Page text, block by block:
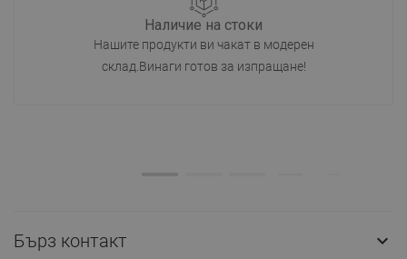
Наличие на стоки
Нашите продукти ви чакат в модерен
склад.Винаги готов за изпращане!
Бърз контакт 